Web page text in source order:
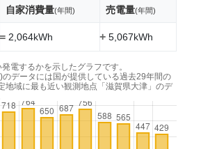
自家消費量(年間) 売電量(年間)
=2,064kWh +5,067kWh
電するかを示したグラフです。
データには国が提供している過去29年間の
地域に最も近い観測地点「滋賀県大津」のデ